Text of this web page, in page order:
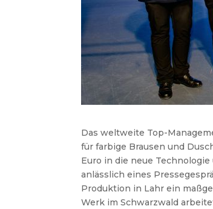
Das weltweite Top-
für farbige Brausen und
Euro in die neue
anlässlich eines
Produktion in Lahr ein
Werk im Schwarzwald